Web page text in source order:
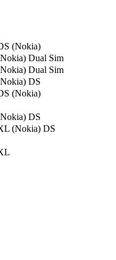
(Nokia)
Dual Sim
Dual Sim
DS
(Nokia)
DS
(Nokia) DS